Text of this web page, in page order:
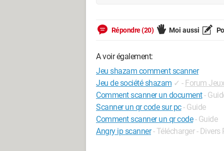
Répondre (20) Moi aussi
A voir également:
Jeu shazam comment scanner
Jeu de société shazam ✓ - Forum
Comment scanner un document-
Scanner un qr code sur pc- Guide
Comment scanner un qr code - Guide
Angry ip scanner - Télécharger - Divers